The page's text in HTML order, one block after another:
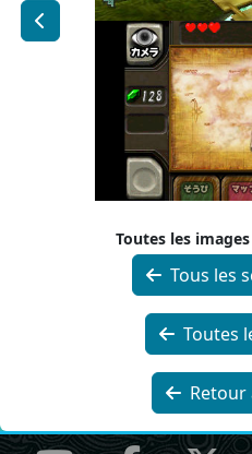
Toutes les
Tous les
Toutes
Retour